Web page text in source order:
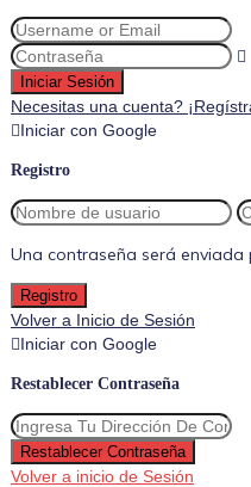
Iniciar Sesión
Necesitas una cuenta?
Iniciar con Google
Registro
Una contraseña será enviada
Registro
Volver a Inicio de Sesión
Iniciar con Google
Restablecer Contraseña
Restablecer Contraseña
Volver a inicio de Sesión